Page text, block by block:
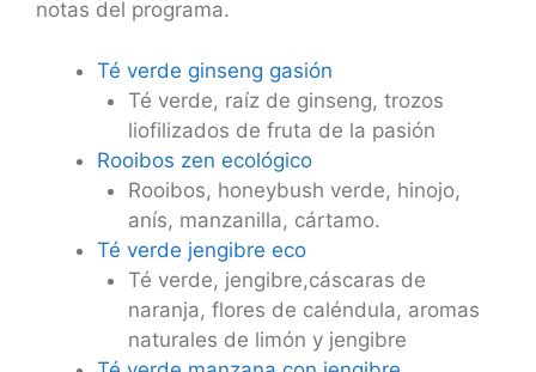
notas del programa.
Té verde ginseng gasión
Té verde, raíz de ginseng, trozos
liofilizados de fruta de la pasión
Rooibos zen ecológico
Rooibos, honeybush verde, hinojo,
anís, manzanilla, cártamo.
Té verde jengibre eco
Té verde, jengibre,cáscaras de
naranja, flores de caléndula, aromas
naturales de limón y jengibre